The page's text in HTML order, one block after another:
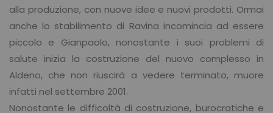
alla produzione, con nuove idee e nuovi prodotti. Ormai
anche lo stabilimento di Ravina incomincia ad essere
piccolo e Gianpaolo, nonostante i suoi problemi di
salute inizia la costruzione del nuovo complesso in
Aldeno, che non riuscirà a vedere terminato, muore
infatti nel settembre 2001.
Nonostante le difficoltà di costruzione, burocratiche e